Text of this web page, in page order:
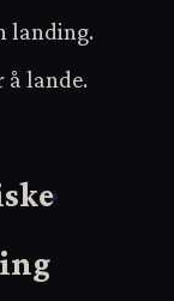
landing.
å lande.